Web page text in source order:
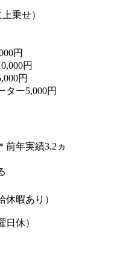
乗せ）
円
円
円
ー5,000円
前年実績3.2ヵ
休暇あり）
休）